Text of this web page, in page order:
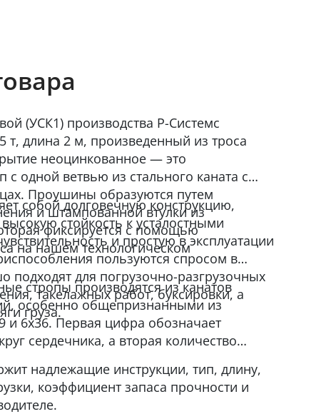
(УСК1) производства Р-Системс
т, длина 2 м, произведенный из троса
неоцинкованное — это
c одной ветвью из стального каната с
Проушины образуются путем
и штампованной втулки из
фиксируется с помощью
на нашем технологическом
собой долговечную конструкцию,
стойкость к усталостными
и простую в эксплуатации
пользуются спросом в
подходят для погрузочно-разгрузочных
такелажных работ, буксировки, а
груза.
стропы производятся из канатов
особенно общепризнанными из
и 6x36. Первая цифра обозначает
сердечника, а вторая количество
надлежащие инструкции, тип, длину,
коэффициент запаса прочности и